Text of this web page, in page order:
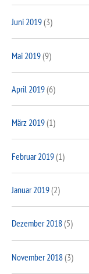
Juni 2019(3)
Mai 2019(9)
April 2019(6)
März 2019(1)
Februar 2019(1)
Januar 2019(2)
Dezember 2018(5)
November 2018(3)